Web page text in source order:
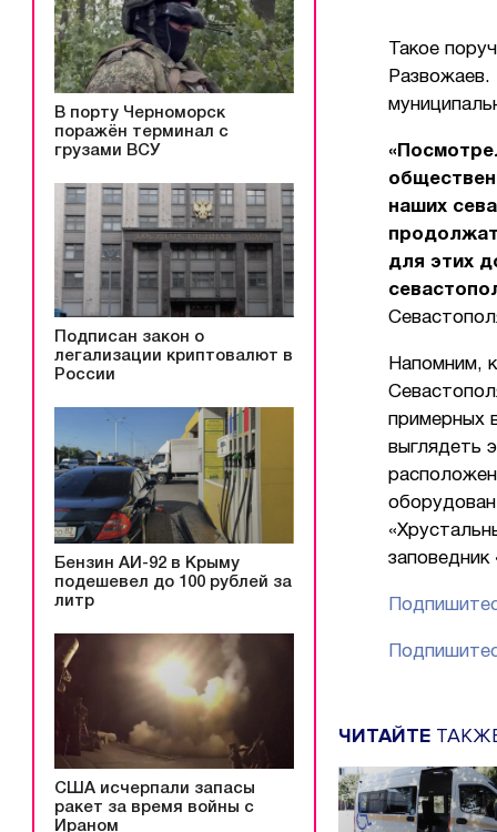
В порту Черноморск
поражён терминал с
грузами ВСУ
Подписан закон о
легализации криптовалют в
России
Бензин АИ-92 в Крыму
подешевел до 100 рублей за
литр
США исчерпали запасы
ракет за время войны с
Ираном
Такое
Развожаев.
наших
для этих
Напомним,
примерных
выглядеть
заповедник
ЧИТАЙТЕ